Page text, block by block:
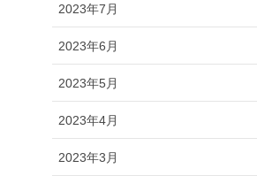
2023年7月
2023年6月
2023年5月
2023年4月
2023年3月